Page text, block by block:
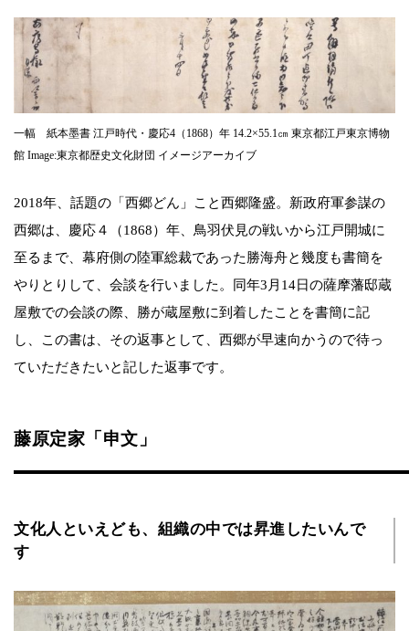
一幅 紙本墨書 江戸時代・慶応4（1868）年 14.2×55.1㎝ 東京都江戸東京博物
館 Image:東京都歴史文化財団 イメージアーカイブ
2018年、話題の「西郷どん」こと西郷隆盛。新政府軍参謀の
西郷は、慶応４（1868）年、鳥羽伏見の戦いから江戸開城に
至るまで、幕府側の陸軍総裁であった勝海舟と幾度も書簡を
やりとりして、会談を行いました。同年3月14日の薩摩藩邸蔵
屋敷での会談の際、勝が蔵屋敷に到着したことを書簡に記
し、この書は、その返事として、西郷が早速向かうので待っ
ていただきたいと記した返事です。
藤原定家「申文」
文化人といえども、組織の中では昇進したいんで
す